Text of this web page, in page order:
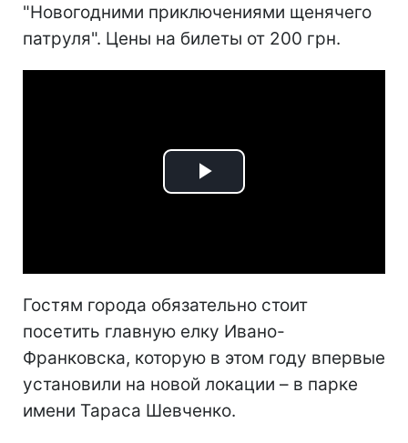
"Новогодними приключениями щенячего
патруля". Цены на билеты от 200 грн.
Play
Гостям города обязательно стоит
посетить главную елку Ивано-
Франковска, которую в этом году впервые
установили на новой локации – в парке
имени Тараса Шевченко.